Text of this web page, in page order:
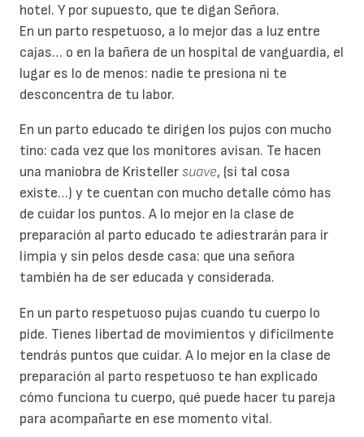
hotel. Y por supuesto, que te digan Señora.
En un parto respetuoso, a lo mejor das a luz entre
cajas… o en la bañera de un hospital de vanguardia, el
lugar es lo de menos: nadie te presiona ni te
desconcentra de tu labor.
En un parto educado te dirigen los pujos con mucho
tino: cada vez que los monitores avisan. Te hacen
una maniobra de Kristeller suave, (si tal cosa
existe…) y te cuentan con mucho detalle cómo has
de cuidar los puntos. A lo mejor en la clase de
preparación al parto educado te adiestrarán para ir
limpia y sin pelos desde casa: que una señora
también ha de ser educada y considerada.
En un parto respetuoso pujas cuando tu cuerpo lo
pide. Tienes libertad de movimientos y difícilmente
tendrás puntos que cuidar. A lo mejor en la clase de
preparación al parto respetuoso te han explicado
cómo funciona tu cuerpo, qué puede hacer tu pareja
para acompañarte en ese momento vital.